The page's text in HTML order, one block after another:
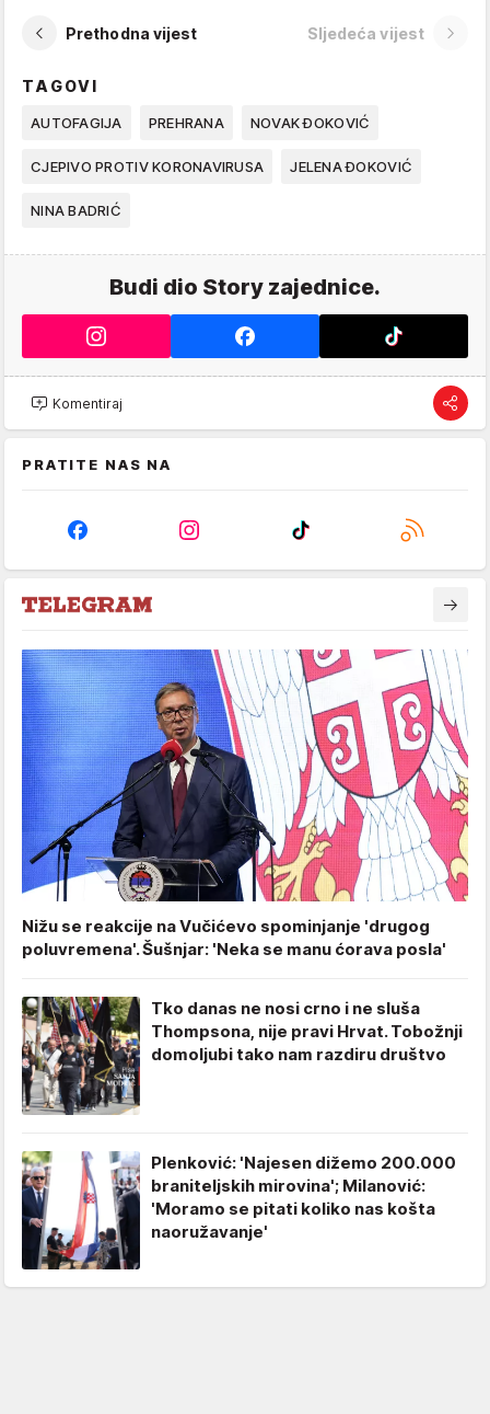
Prethodna vijest Sljedeća vijest
TAGOVI
AUTOFAGIJA PREHRANA NOVAK ĐOKOVIĆ
CJEPIVO PROTIV KORONAVIRUSA JELENA ĐOKOVIĆ
NINA BADRIĆ
Budi dio Story zajednice.
Komentiraj
PRATITE NAS NA
Nižu se reakcije na Vučićevo spominjanje 'drugog
poluvremena'. Šušnjar: 'Neka se manu ćorava posla'
Tko danas ne nosi crno i ne sluša
Thompsona, nije pravi Hrvat. Tobožnji
domoljubi tako nam razdiru društvo
Plenković: 'Najesen dižemo 200.000
braniteljskih mirovina'; Milanović:
'Moramo se pitati koliko nas košta
naoružavanje'